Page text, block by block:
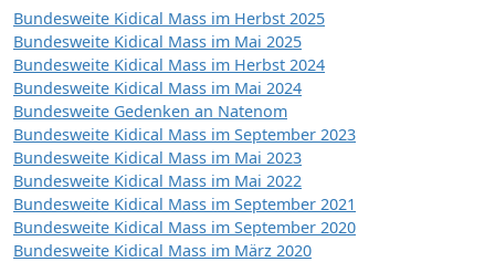
Bundesweite Kidical Mass im Herbst 2025
Bundesweite Kidical Mass im Mai 2025
Bundesweite Kidical Mass im Herbst 2024
Bundesweite Kidical Mass im Mai 2024
Bundesweite Gedenken an Natenom
Bundesweite Kidical Mass im September 2023
Bundesweite Kidical Mass im Mai 2023
Bundesweite Kidical Mass im Mai 2022
Bundesweite Kidical Mass im September 2021
Bundesweite Kidical Mass im September 2020
Bundesweite Kidical Mass im März 2020